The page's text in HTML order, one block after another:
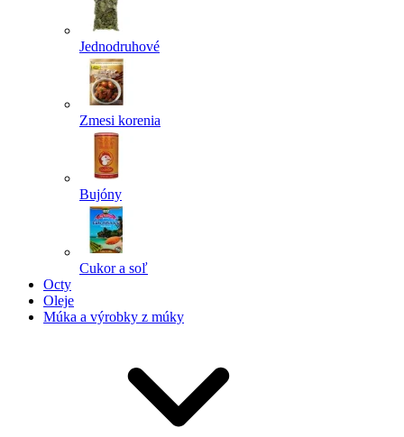
Jednodruhové
Zmesi korenia
Bujóny
Cukor a soľ
Octy
Oleje
Múka a výrobky z múky